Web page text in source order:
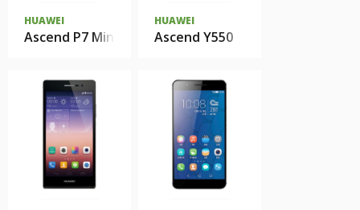
HUAWEI
Ascend P7 Mini
HUAWEI
Ascend Y550